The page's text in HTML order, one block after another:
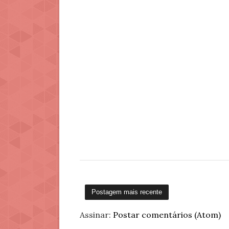
Postagem mais recente
Assinar: Postar comentários (Atom)